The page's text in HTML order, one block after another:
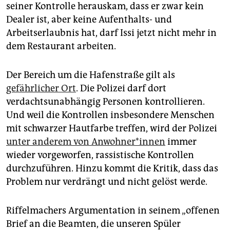
seiner Kontrolle herauskam, dass er zwar kein
Dealer ist, aber keine Aufenthalts- und
Arbeitserlaubnis hat, darf Issi jetzt nicht mehr in
dem Restaurant arbeiten.
Der Bereich um die Hafenstraße gilt als
gefährlicher Ort. Die Polizei darf dort
verdachtsunabhängig Personen kontrollieren.
Und weil die Kontrollen insbesondere Menschen
mit schwarzer Hautfarbe treffen, wird der Polizei
unter anderem von Anwohner*innen immer
wieder vorgeworfen, rassistische Kontrollen
durchzuführen. Hinzu kommt die Kritik, dass das
Problem nur verdrängt und nicht gelöst werde.
Riffelmachers Argumentation in seinem „offenen
Brief an die Beamten, die unseren Spüler